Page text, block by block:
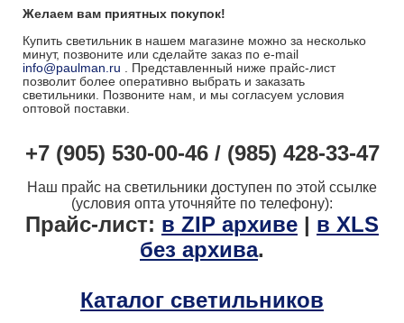
Желаем вам приятных покупок!
Купить светильник в нашем магазине можно за несколько
минут, позвоните или сделайте заказ по e-mail
info@paulman.ru . Представленный ниже прайс-лист
позволит более оперативно выбрать и заказать
светильники. Позвоните нам, и мы согласуем условия
оптовой поставки.
+7 (905) 530-00-46 / (985) 428-33-47
Наш прайс на светильники доступен по этой ссылке
(условия опта уточняйте по телефону):
Прайс-лист: в ZIP архиве | в XLS
без архива.
Каталог светильников